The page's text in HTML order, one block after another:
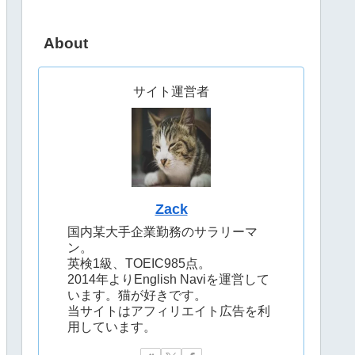
About
サイト運営者
Zack
国内某大手企業勤務のサラリーマ
ン。
英検1級、TOEIC985点。
2014年よりEnglish Naviを運営して
います。猫が好きです。
当サイトはアフィリエイト広告を利
用しています。